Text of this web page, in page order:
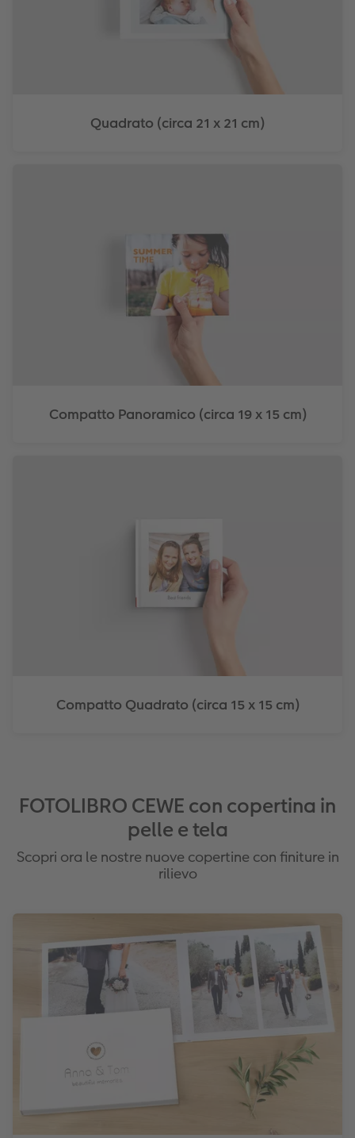
Quadrato (circa 21 x 21 cm)
Compatto Panoramico (circa 19 x 15 cm)
Compatto Quadrato (circa 15 x 15 cm)
FOTOLIBRO CEWE con copertina in
pelle e tela
Scopri ora le nostre nuove copertine con finiture in
rilievo